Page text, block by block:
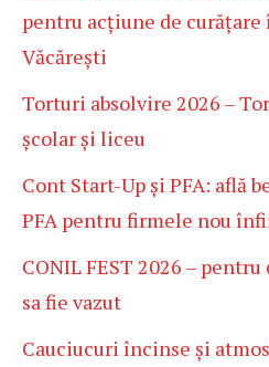
pentru acțiune de curățare
Văcărești
Torturi absolvire 2026 –
școlar și liceu
Cont Start-Up și PFA: află
PFA pentru firmele nou
CONIL FEST 2026 –
sa fie vazut
Cauciucuri încinse și